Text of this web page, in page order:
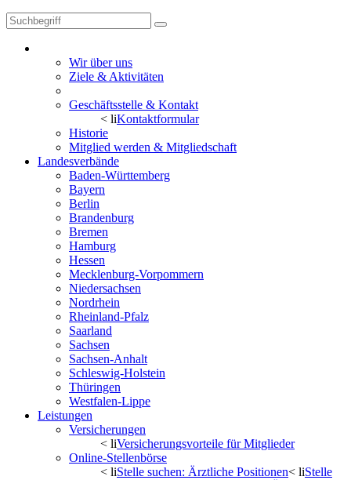
Wir über uns
Ziele & Aktivitäten
Geschäftsstelle & Kontakt
< liKontaktformular
Historie
Mitglied werden & Mitgliedschaft
Landesverbände
Baden-Württemberg
Bayern
Berlin
Brandenburg
Bremen
Hamburg
Hessen
Mecklenburg-Vorpommern
Niedersachsen
Nordrhein
Rheinland-Pfalz
Saarland
Sachsen
Sachsen-Anhalt
Schleswig-Holstein
Thüringen
Westfalen-Lippe
Leistungen
Versicherungen
< liVersicherungsvorteile für Mitglieder
Online-Stellenbörse
< liStelle suchen: Ärztliche Positionen< liStelle